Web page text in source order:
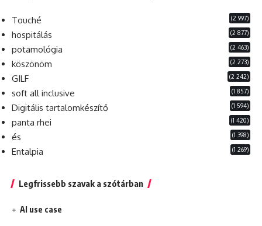
Touché (2 997)
hospitálás (2 877)
potamológia (2 463)
köszönöm (2 273)
GILF (2 242)
soft all inclusive (1 857)
Digitális tartalomkészítő (1 594)
panta rhei (1 420)
és (1 398)
Entalpia (1 269)
Legfrissebb szavak a szótárban
AI use case